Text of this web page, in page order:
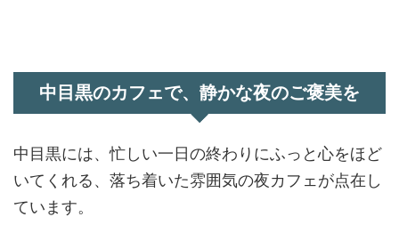
中目黒のカフェで、静かな夜のご褒美を
中目黒には、忙しい一日の終わりにふっと心をほど
いてくれる、落ち着いた雰囲気の夜カフェが点在し
ています。